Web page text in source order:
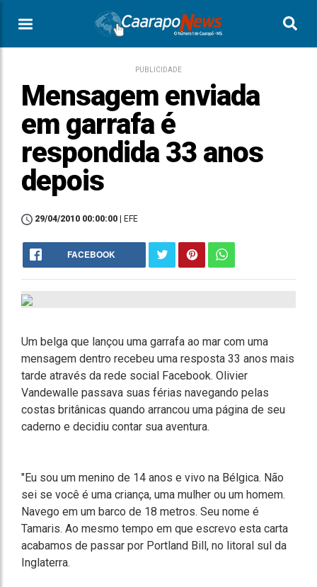
PUBLICIDADE
Mensagem enviada
em garrafa é
respondida 33 anos
depois
29/04/2010 00:00:00 | EFE
FACEBOOK
Um belga que lançou uma garrafa ao mar com uma
mensagem dentro recebeu uma resposta 33 anos mais
tarde através da rede social Facebook. Olivier
Vandewalle passava suas férias navegando pelas
costas britânicas quando arrancou uma página de seu
caderno e decidiu contar sua aventura.
"Eu sou um menino de 14 anos e vivo na Bélgica. Não
sei se você é uma criança, uma mulher ou um homem.
Navego em um barco de 18 metros. Seu nome é
Tamaris. Ao mesmo tempo em que escrevo esta carta
acabamos de passar por Portland Bill, no litoral sul da
Inglaterra.